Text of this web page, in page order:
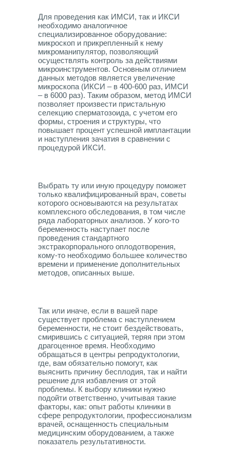
Для проведения как ИМСИ, так и ИКСИ
необходимо аналогичное
специализированное оборудование:
микроскоп и прикрепленный к нему
микроманипулятор, позволяющий
осуществлять контроль за действиями
микроинструментов. Основным отличием
данных методов является увеличение
микроскопа (ИКСИ – в 400-600 раз, ИМСИ
– в 6000 раз). Таким образом, метод ИМСИ
позволяет произвести пристальную
селекцию сперматозоида, с учетом его
формы, строения и структуры, что
повышает процент успешной имплантации
и наступления зачатия в сравнении с
процедурой ИКСИ.
Выбрать ту или иную процедуру поможет
только квалифицированный врач, советы
которого основываются на результатах
комплексного обследования, в том числе
ряда лабораторных анализов. У кого-то
беременность наступает после
проведения стандартного
экстракорпорального оплодотворения,
кому-то необходимо большее количество
времени и применение дополнительных
методов, описанных выше.
Так или иначе, если в вашей паре
существует проблема с наступлением
беременности, не стоит бездействовать,
смирившись с ситуацией, теряя при этом
драгоценное время. Необходимо
обращаться в центры репродуктологии,
где, вам обязательно помогут, как
выяснить причину бесплодия, так и найти
решение для избавления от этой
проблемы. К выбору клиники нужно
подойти ответственно, учитывая такие
факторы, как: опыт работы клиники в
сфере репродуктологии, профессионализм
врачей, оснащенность специальным
медицинским оборудованием, а также
показатель результативности.